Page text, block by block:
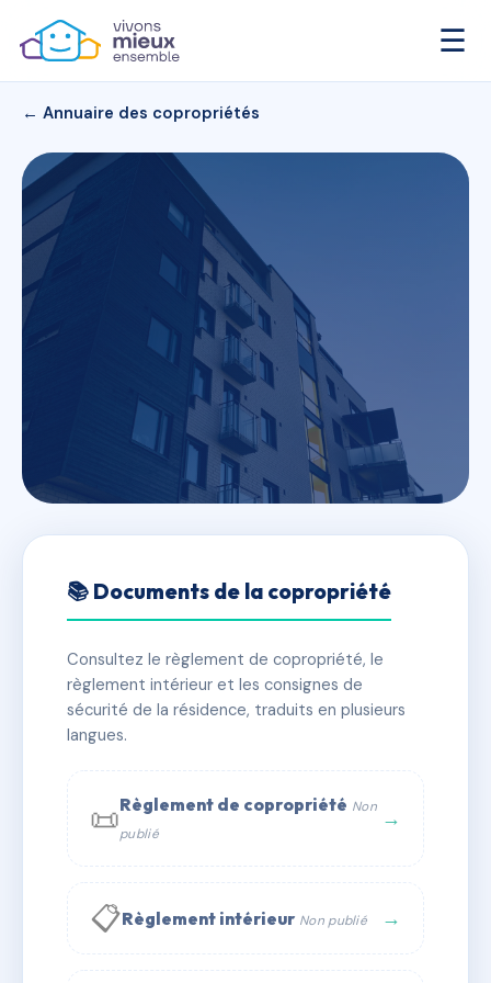
☰
← Annuaire des copropriétés
RUE DU CAMP 3D
✓ Immatriculée 🏠 16 lots 🏗 1 bâtiment(s)
📞 Contacter Syndic Digital
📚 Documents de la copropriété
Consultez le règlement de copropriété, le
règlement intérieur et les consignes de
sécurité de la résidence, traduits en plusieurs
langues.
📜Règlement de copropriété Non
publié
→
📋Règlement intérieur Non publié →